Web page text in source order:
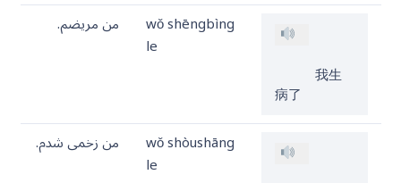
病了
wǒ shēngbìng
le
من مریضم.
wǒ shòushāng
le
من زخمی شدم.